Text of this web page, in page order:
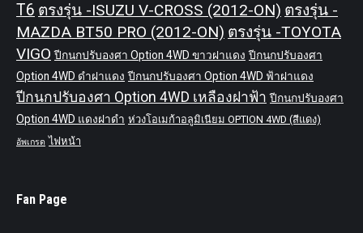
T6 ตรงรุ่น -ISUZU V-CROSS (2012-ON) ตรงรุ่น -
MAZDA BT50 PRO (2012-ON) ตรงรุ่น -TOYOTA
VIGO ปีกนกปรับองศา Option 4WD ขาวฝาแดง ปีกนกปรับองศา
Option 4WD ดำฝาแดง ปีกนกปรับองศา Option 4WD ฟ้าฝาแดง
ปีกนกปรับองศา Option 4WD เหลืองฝาฟ้า ปีกนกปรับองศา
Option 4WD แดงฝาดำ ห่วงโอเมก้าอลูมิเนียม OPTION 4WD (สีแดง)
อัพเกรด ไฟหน้า
Fan Page